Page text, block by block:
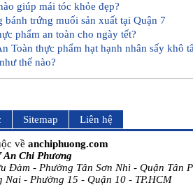
giúp mái tóc khỏe đẹp?
trứng muối sản xuất tại Quận 7
phẩm an toàn cho ngày tết?
Toàn thực phẩm hạt hạnh nhân sấy khô
thế nào?
Sitemap Liên hệ
về anchiphuong.com
Chi Phương
Đàm - Phường Tân Sơn Nhì - Quận Tân
Nai - Phường 15 - Quận 10 - TP.HCM